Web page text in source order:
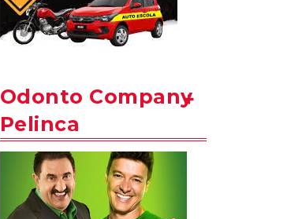
Odonto Company
Pelinca